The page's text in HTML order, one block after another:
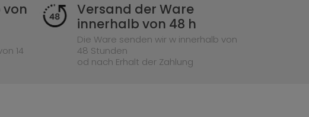
von
14
Versand der Ware
innerhalb von 48 h
Die Ware senden wir w innerhalb von
48 Stunden
od nach Erhalt der Zahlung